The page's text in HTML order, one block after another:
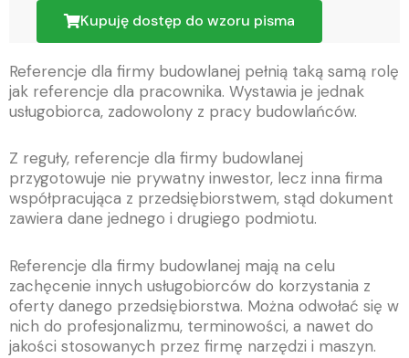
Kupuję dostęp do wzoru pisma
Referencje dla firmy budowlanej pełnią taką samą rolę
jak referencje dla pracownika. Wystawia je jednak
usługobiorca, zadowolony z pracy budowlańców.
Z reguły, referencje dla firmy budowlanej
przygotowuje nie prywatny inwestor, lecz inna firma
współpracująca z przedsiębiorstwem, stąd dokument
zawiera dane jednego i drugiego podmiotu.
Referencje dla firmy budowlanej mają na celu
zachęcenie innych usługobiorców do korzystania z
oferty danego przedsiębiorstwa. Można odwołać się w
nich do profesjonalizmu, terminowości, a nawet do
jakości stosowanych przez firmę narzędzi i maszyn.